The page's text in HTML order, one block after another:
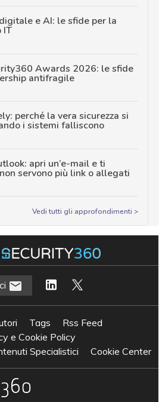
e AI: le sfide per la
IT
Awards 2026: le sfide
antifragile
perché la vera sicurezza si
i sistemi falliscono
apri un’e-mail e ti
servono più link o allegati
Vedi tutti gli approfondimenti >
Tags
Rss Feed
e Cookie Policy
Specialistici
Cookie Center